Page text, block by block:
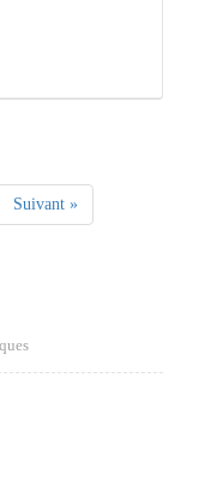
Suivant »